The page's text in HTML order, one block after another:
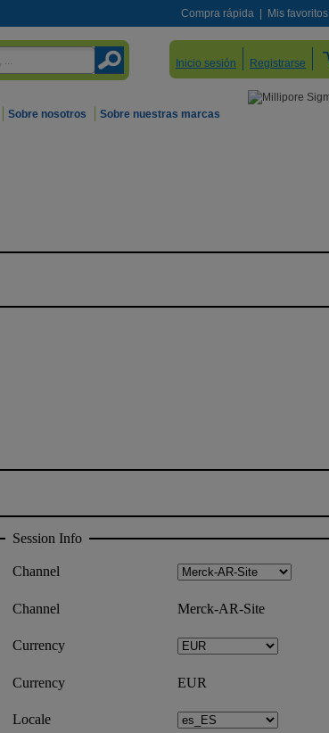
Compra rápida Mis favoritos
Inicio sesión Registrarse
Sobre nosotros Sobre nuestras marcas